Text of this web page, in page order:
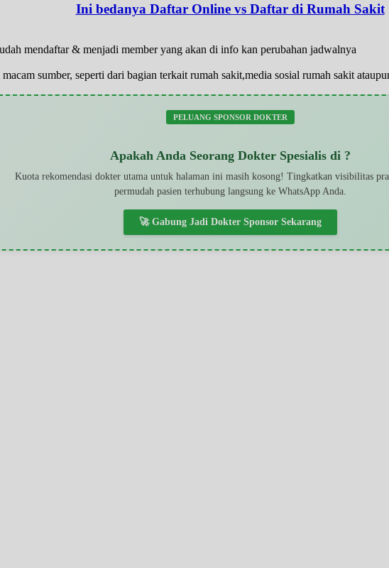
Ini bedanya Daftar Online vs Daftar di Rumah Sakit
mendaftar & menjadi member yang akan di info kan perubahan jadwalnya
sumber, seperti dari bagian terkait rumah sakit,media sosial rumah sakit
PELUANG SPONSOR DOKTER
Apakah Anda Seorang Dokter Spesialis di ?
Kuota rekomendasi dokter utama untuk halaman ini masih kosong! Tingkatkan visibilitas
permudah pasien terhubung langsung ke WhatsApp Anda.
🚀 Gabung Jadi Dokter Sponsor Sekarang